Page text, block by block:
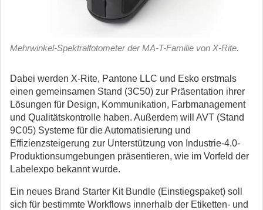
Mehrwinkel-Spektralfotometer der MA-T-Familie von X-Rite.
Dabei werden X-Rite, Pantone LLC und Esko erstmals
einen gemeinsamen Stand (3C50) zur Präsentation ihrer
Lösungen für Design, Kommunikation, Farbmanagement
und Qualitätskontrolle haben. Außerdem will AVT (Stand
9C05) Systeme für die Automatisierung und
Effizienzsteigerung zur Unterstützung von Industrie-4.0-
Produktionsumgebungen präsentieren, wie im Vorfeld der
Labelexpo bekannt wurde.
Ein neues Brand Starter Kit Bundle (Einstiegspaket) soll
sich für bestimmte Workflows innerhalb der Etiketten- und